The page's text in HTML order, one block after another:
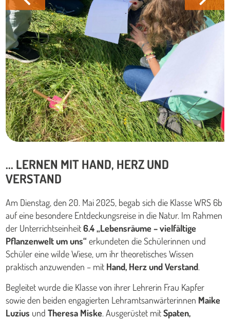
... LERNEN MIT HAND, HERZ UND
VERSTAND
Am Dienstag, den 20. Mai 2025, begab sich die Klasse WRS 6b
auf eine besondere Entdeckungsreise in die Natur. Im Rahmen
der Unterrichtseinheit6.4 „Lebensräume – vielfältige
Pflanzenwelt um uns“ erkundeten die Schülerinnen und
Schüler eine wilde Wiese, um ihr theoretisches Wissen
praktisch anzuwenden – mit Hand, Herz und Verstand.
Begleitet wurde die Klasse von ihrer Lehrerin Frau Kapfer
sowie den beiden engagierten Lehramtsanwärterinnen Maike
Luzius undTheresa Miske. Ausgerüstet mitSpaten,